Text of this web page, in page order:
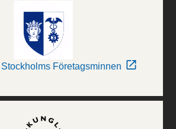
Företagsminnen